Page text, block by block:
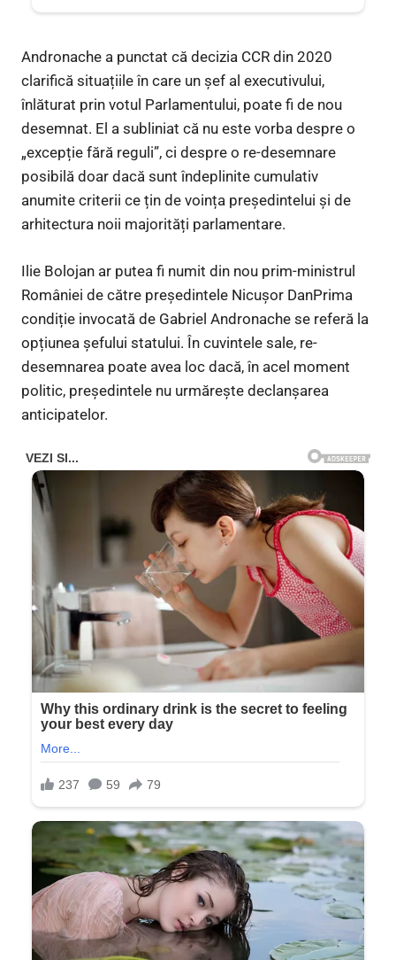
Andronache a punctat că decizia CCR din 2020
clarifică situațiile în care un șef al executivului,
înlăturat prin votul Parlamentului, poate fi de nou
desemnat. El a subliniat că nu este vorba despre o
„excepție fără reguli”, ci despre o re-desemnare
posibilă doar dacă sunt îndeplinite cumulativ
anumite criterii ce țin de voința președintelui și de
arhitectura noii majorități parlamentare.
Ilie Bolojan ar putea fi numit din nou prim-ministrul
României de către președintele Nicușor DanPrima
condiție invocată de Gabriel Andronache se referă la
opțiunea șefului statului. În cuvintele sale, re-
desemnarea poate avea loc dacă, în acel moment
politic, președintele nu urmărește declanșarea
anticipatelor.